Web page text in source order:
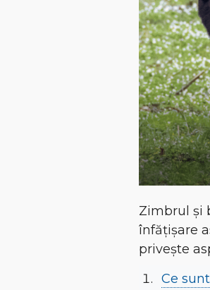
Zimbrul și
înfățișare
privește
Ce